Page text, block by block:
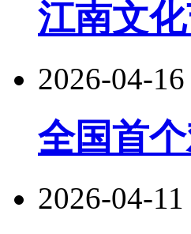
江南文
2026-04-16
全国首
2026-04-11